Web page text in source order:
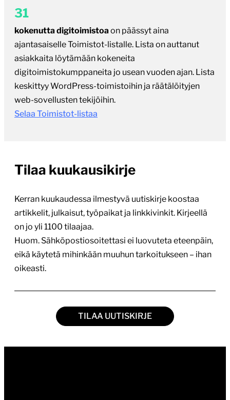
31
kokenutta digitoimistoaon päässyt aina
ajantasaiselle Toimistot-listalle. Lista on auttanut
asiakkaita löytämään kokeneita
digitoimistokumppaneita jo usean vuoden ajan. Lista
keskittyy WordPress-toimistoihin ja räätälöityjen
web-sovellusten tekijöihin.
Selaa Toimistot-listaa
Tilaa kuukausikirje
Kerran kuukaudessa ilmestyvä uutiskirje koostaa
artikkelit, julkaisut, työpaikat ja linkkivinkit. Kirjeellä
on jo yli 1100 tilaajaa.
Huom. Sähköpostiosoitettasi ei luovuteta eteenpäin,
eikä käytetä mihinkään muuhun tarkoitukseen – ihan
oikeasti.
TILAA UUTISKIRJE